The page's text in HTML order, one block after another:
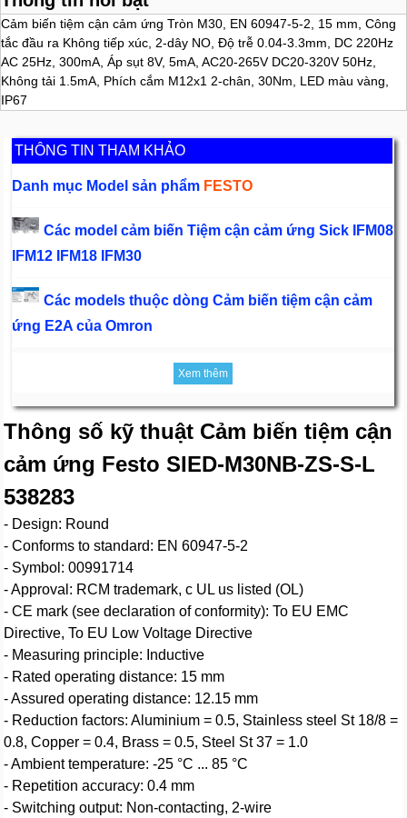
Cảm biến tiệm cận cảm ứng Tròn M30, EN 60947-5-2, 15 mm, Công
tắc đầu ra Không tiếp xúc, 2-dây NO, Độ trễ 0.04-3.3mm, DC 220Hz
AC 25Hz, 300mA, Áp sụt 8V, 5mA, AC20-265V DC20-320V 50Hz,
Không tải 1.5mA, Phích cắm M12x1 2-chân, 30Nm, LED màu vàng,
IP67
THÔNG TIN THAM KHẢO
Danh mục Model sản phẩm FESTO
Các model cảm biến Tiệm cận cảm ứng Sick IFM08
IFM12 IFM18 IFM30
Các models thuộc dòng Cảm biến tiệm cận cảm
ứng E2A của Omron
Xem thêm
Thông số kỹ thuật Cảm biến tiệm cận
cảm ứng Festo SIED-M30NB-ZS-S-L
538283
- Design: Round
- Conforms to standard: EN 60947-5-2
- Symbol: 00991714
- Approval: RCM trademark, c UL us listed (OL)
- CE mark (see declaration of conformity): To EU EMC
Directive, To EU Low Voltage Directive
- Measuring principle: Inductive
- Rated operating distance: 15 mm
- Assured operating distance: 12.15 mm
- Reduction factors: Aluminium = 0.5, Stainless steel St 18/8 =
0.8, Copper = 0.4, Brass = 0.5, Steel St 37 = 1.0
- Ambient temperature: -25 °C ... 85 °C
- Repetition accuracy: 0.4 mm
- Switching output: Non-contacting, 2-wire